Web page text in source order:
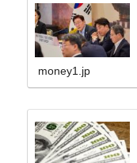
money1.jp